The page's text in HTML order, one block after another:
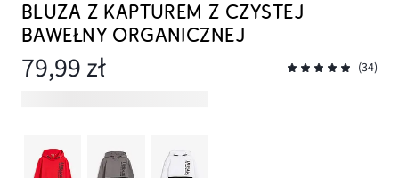
BLUZA Z KAPTUREM Z CZYSTEJ
BAWEŁNY ORGANICZNEJ
79,99 zł (34)